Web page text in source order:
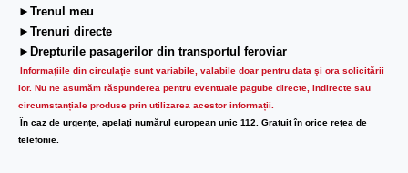
►Trenul meu
►Trenuri directe
►Drepturile pasagerilor din transportul feroviar
Informaţiile din circulaţie sunt variabile, valabile doar pentru data şi ora solicitării
lor. Nu ne asumăm răspunderea pentru eventuale pagube directe, indirecte sau
circumstanțiale produse prin utilizarea acestor informații.
În caz de urgenţe, apelaţi numărul european unic 112. Gratuit în orice reţea de
telefonie.